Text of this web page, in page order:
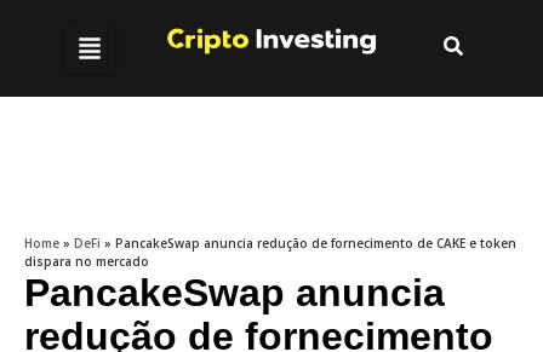
Home » DeFi » PancakeSwap anuncia redução de fornecimento de CAKE e token
dispara no mercado
PancakeSwap anuncia
redução de fornecimento